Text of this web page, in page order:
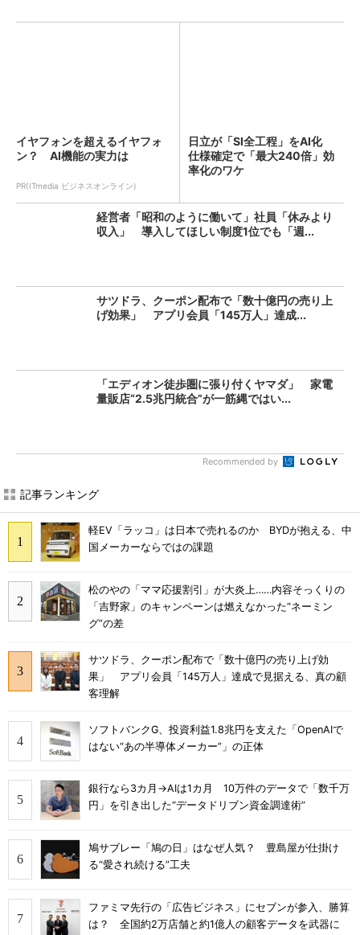
イヤフォンを超えるイヤフォ
ン？ AI機能の実力は
PR(ITmedia ビジネスオンライン)
日立が「SI全工程」をAI化
仕様確定で「最大240倍」効
率化のワケ
経営者「昭和のように働いて」社員「休みより
収入」 導入してほしい制度1位でも「週...
サツドラ、クーポン配布で「数十億円の売り上
げ効果」 アプリ会員「145万人」達成...
「エディオン徒歩圏に張り付くヤマダ」 家電
量販店“2.5兆円統合”が一筋縄ではい...
Recommended by
記事ランキング
軽EV「ラッコ」は日本で売れるのか BYDが抱える、中
国メーカーならではの課題
松のやの「ママ応援割引」が大炎上……内容そっくりの
「吉野家」のキャンペーンは燃えなかった“ネーミン
グ”の差
サツドラ、クーポン配布で「数十億円の売り上げ効
果」 アプリ会員「145万人」達成で見据える、真の顧
客理解
ソフトバンクG、投資利益1.8兆円を支えた「OpenAIで
はない“あの半導体メーカー”」の正体
銀行なら3カ月→AIは1カ月 10万件のデータで「数千万
円」を引き出した“データドリブン資金調達術”
鳩サブレー「鳩の日」はなぜ人気？ 豊島屋が仕掛け
る“愛され続ける”工夫
ファミマ先行の「広告ビジネス」にセブンが参入、勝算
は？ 全国約2万店舗と約1億人の顧客データを武器に